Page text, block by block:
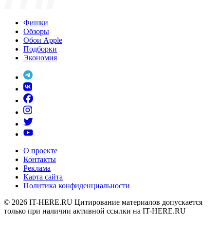
Фишки
Обзоры
Обои Apple
Подборки
Экономия
О проекте
Контакты
Реклама
Карта сайта
Политика конфиденциальности
© 2026 IT-HERE.RU Цитирование материалов допускается
только при наличии активной ссылки на IT-HERE.RU